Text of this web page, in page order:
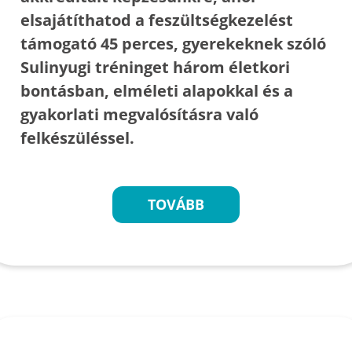
elsajátíthatod a feszültségkezelést
támogató 45 perces, gyerekeknek szóló
Sulinyugi tréninget három életkori
bontásban, elméleti alapokkal és a
gyakorlati megvalósításra való
felkészüléssel.
TOVÁBB